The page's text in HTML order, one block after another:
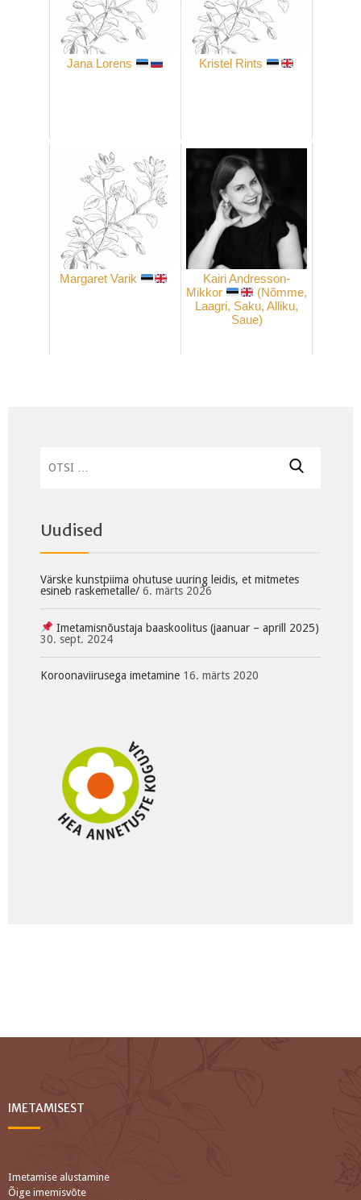
Jana Lorens Kristel Rints
Margaret Varik
Kairi Andresson-
Mikkor
(Nõmme,
Laagri, Saku, Alliku,
Saue)
Uudised
Värske kunstpiima ohutuse uuring leidis, et mitmetes
esineb raskemetalle/ 6. märts 2026
Imetamisnõustaja baaskoolitus (jaanuar – aprill 2025)
30. sept. 2024
Koroonaviirusega imetamine 16. märts 2020
IMETAMISEST
Imetamise alustamine
Õige imemisvõte